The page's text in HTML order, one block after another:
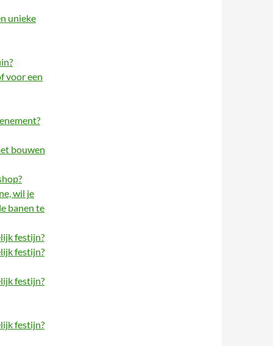
unieke
voor een
bouwen
wil je
banen te
festijn?
festijn?
festijn?
festijn?